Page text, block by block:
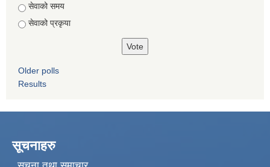
सेवाको समय
सेवाको प्रकृया
Older polls
Results
सूचनाहरु